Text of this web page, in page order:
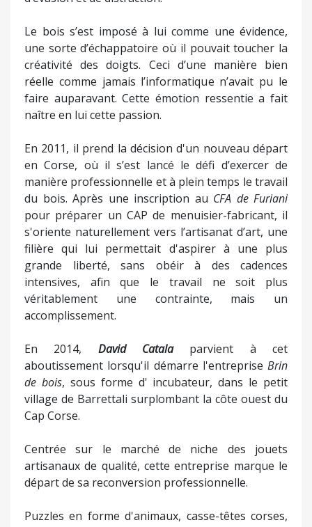
Le bois s’est imposé à lui comme une évidence,
une sorte d’échappatoire où il pouvait toucher la
créativité des doigts. Ceci d’une manière bien
réelle comme jamais l’informatique n’avait pu le
faire auparavant. Cette émotion ressentie a fait
naître en lui cette passion.
En 2011, il prend la décision d'un nouveau départ
en Corse, où il s’est lancé le défi d’exercer de
manière professionnelle et à plein temps le travail
du bois. Après une inscription au CFA de Furiani
pour préparer un CAP de menuisier-fabricant, il
s'oriente naturellement vers l’artisanat d’art, une
filière qui lui permettait d'aspirer à une plus
grande liberté, sans obéir à des cadences
intensives, afin que le travail ne soit plus
véritablement une contrainte, mais un
accomplissement.
En 2014, David Catalaparvient à cet
aboutissement lorsqu'il démarre l'entreprise Brin
de bois, sous forme d' incubateur, dans le petit
village de Barrettali surplombant la côte ouest du
Cap Corse.
Centrée sur le marché de niche des jouets
artisanaux de qualité, cette entreprise marque le
départ de sa reconversion professionnelle.
Puzzles en forme d'animaux, casse-têtes corses,